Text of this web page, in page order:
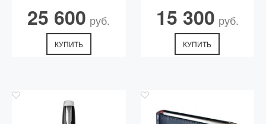
25 600 руб.
КУПИТЬ
15 300 руб.
КУПИТЬ